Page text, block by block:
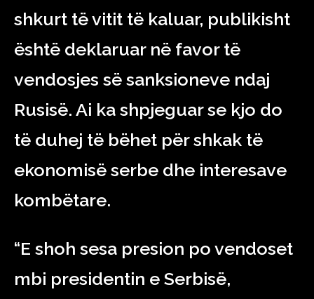
shkurt të vitit të kaluar, publikisht
është deklaruar në favor të
vendosjes së sanksioneve ndaj
Rusisë. Ai ka shpjeguar se kjo do
të duhej të bëhet për shkak të
ekonomisë serbe dhe interesave
kombëtare.
“E shoh sesa presion po vendoset
mbi presidentin e Serbisë,